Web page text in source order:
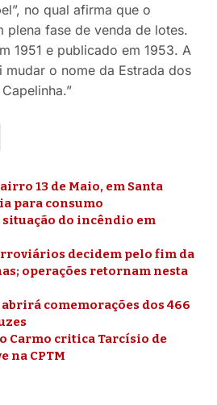
no qual afirma que o
plena fase de venda de lotes.
1951 e publicado em 1953. A
mudar o nome da Estrada dos
13 de Maio, em Santa
para consumo
situação do incêndio em
decidem pelo fim da
operações retornam nesta
abrirá comemorações dos 466
Carmo critica Tarcísio de
na CPTM